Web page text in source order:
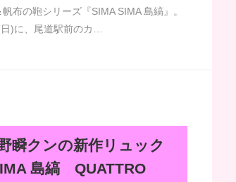
布の鞄シリーズ『SIMA SIMA 島縞』。
)に、尾道駅前のカ…
瞬クンの新作リュック
島縞 QUATTRO